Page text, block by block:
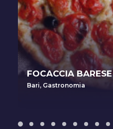
FOCACCIA BARESE
Bari, Gastronomia